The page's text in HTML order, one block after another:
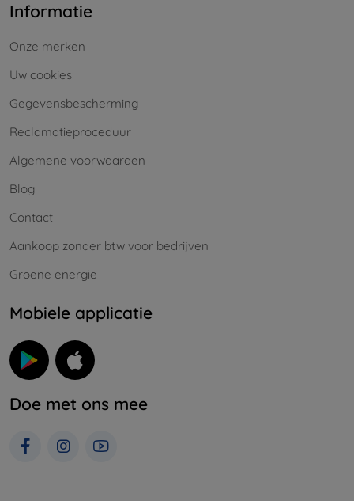
Informatie
Onze merken
Uw cookies
Gegevensbescherming
Reclamatieproceduur
Algemene voorwaarden
Blog
Contact
Aankoop zonder btw voor bedrijven
Groene energie
Mobiele applicatie
Doe met ons mee